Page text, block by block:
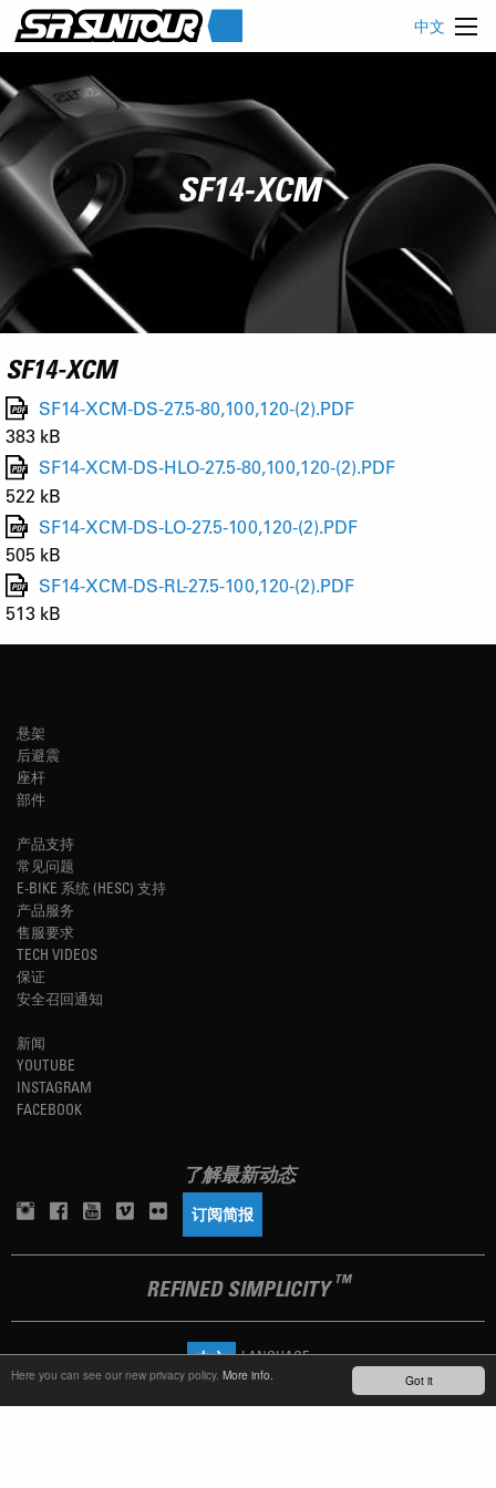
Got it
Here you can see our new privacy policy. More info.
中文
SF14-XCM
SF14-XCM
SF14-XCM-DS-27.5-80,100,120-(2).PDF
383 kB
SF14-XCM-DS-HLO-27.5-80,100,120-(2).PDF
522 kB
SF14-XCM-DS-LO-27.5-100,120-(2).PDF
505 kB
SF14-XCM-DS-RL-27.5-100,120-(2).PDF
513 kB
悬架
后避震
座杆
部件
产品支持
常见问题
E-BIKE 系统 (HESC) 支持
产品服务
售服要求
TECH VIDEOS
保证
安全召回通知
新闻
YOUTUBE
INSTAGRAM
FACEBOOK
了解最新动态
订阅简报
REFINED SIMPLICITY TM
中文 LANGUAGE
TERMS OF USE PRIVACY POLICY IMPRINT